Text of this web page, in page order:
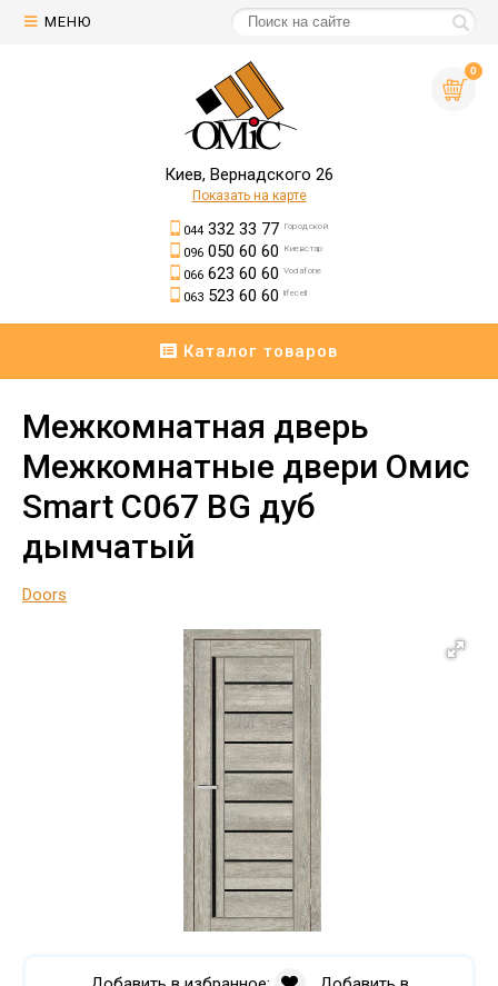
МЕНЮ
0
Киев, Вернадского 26
Показать на карте
044332 33 77 Городской
096050 60 60 Киевстар
066623 60 60 Vodafone
063523 60 60 lifecell
Каталог товаров
Межкомнатная дверь
Межкомнатные двери Омис
Smart C067 BG дуб
дымчатый
Doors